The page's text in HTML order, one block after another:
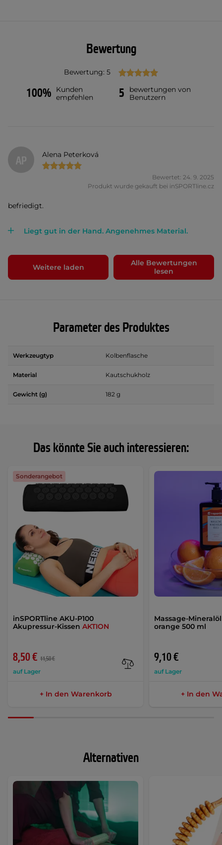
Das könnte Sie auch interessieren:
inSPORTline AKU-P100
Akupressur-Kissen AKTION
8,50 € 11,50 €
auf Lager
Sonderangebot
+ In den Warenkorb
Massage-
orange 500 ml
9,10 €
auf Lager
+ In den
Bewertung
Bewertung: 5
100%
Kunden
empfehlen
5
bewertungen von
Benutzern
AP Alena Peterková
Bewertet: 24. 9. 2025
Produkt wurde gekauft bei inSPORTline.cz
befriedigt.
Liegt gut in der Hand. Angenehmes Material.
Weitere laden
Alle Bewertungen
lesen
Parameter des Produktes
Werkzeugtyp Kolbenflasche
Material Kautschukholz
Gewicht (g) 182 g
Alternativen